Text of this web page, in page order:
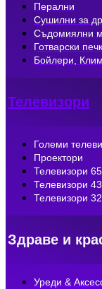
Перални
Сушилни за
Съдомиялни
Готварски
Бойлери,
Телевизори
Големи
Проектори
Телевизори
Телевизори
Телевизори
Здраве и
Уреди &